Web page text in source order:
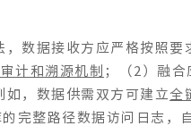
，数据接收方应严格按照要
计和溯源机制 ；（2）融合
如，数据供需双方可建立 全
完整路径数据访问日志，自